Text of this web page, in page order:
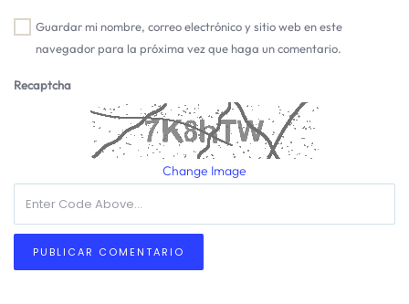
Guardar mi nombre, correo electrónico y sitio web en este
navegador para la próxima vez que haga un comentario.
Recaptcha
Change Image